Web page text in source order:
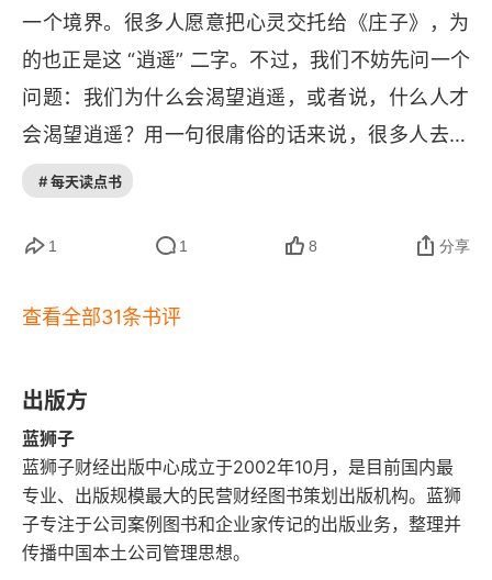
已矣，奚以之九万里而南为？’” 适莽苍者，三餐而
反，腹犹果然；适百里者，宿舂粮；适千里者，三
月聚粮。之二虫，又何知！小知不及大知，小年不
及大年。奚以知其然也？朝菌不知晦朔，蟪蛄不知
春，五百岁为秋；上古有大椿者，以八千岁为春，
八千岁为秋，此大年也。而彭祖乃今以久特闻，众
有冥海者，天池也。有鱼焉，其广数千里，未有知
云气，负青天，然后图南，且适南冥也。斥笑之
曰：‘彼且奚适也？我腾跃而上，不过数仞而下，翱
翔蓬蒿之间，此亦飞之至也，而彼且奚适也？’” 此
小大之辩也。故夫知效一官，行比一乡，德合一君
而征一国者，其自视也，亦若此矣。而宋荣子犹然
一个境界。很多人愿意把心灵交托给《庄子》，为
的也正是这 “逍遥” 二字。不过，我们不妨先问一个
问题：我们为什么会渴望逍遥，或者说，什么人才
会渴望逍遥？用一句很庸俗的话来说，很多人去读
《庄子》，为的是在这个物欲横流的世界里找一个
如果上帝给你一个二选一的机会，要么获得高官厚
物欲生活上维持现状，但心灵获得了庄子式的逍
信，即便是那些酷爱庄子的人，绝大多数也都会选
择前者，而在选择后者的人里，又以本身已经拥有
了高官厚禄的居多。的确，每个人都想逍遥，但只
有那种有权有势的逍遥才是看得见、摸得着的逍
遥，大则指点江山，小则使奴唤婢，随心所欲，为
# 每天读点书
1 1 8 分享
查看全部31条书评
出版方
蓝狮子
蓝狮子财经出版中心成立于2002年10月，是目前国内最
专业、出版规模最大的民营财经图书策划出版机构。蓝狮
子专注于公司案例图书和企业家传记的出版业务，整理并
传播中国本土公司管理思想。